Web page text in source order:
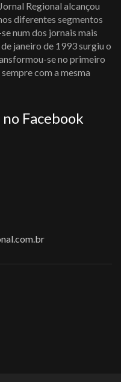
Regional alcançou
diferentes segmentos
num dos jornais mais
janeiro de 1993 surgiu o
se no primeiro
com a mesma
Facebook